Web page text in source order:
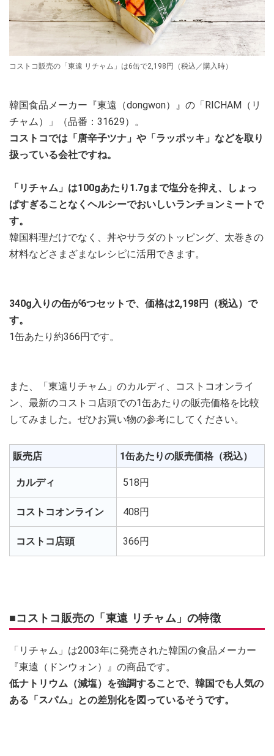
コストコ販売の「東遠 リチャム」は6缶で2,198円（税込／購入時）
韓国食品メーカー『東遠（dongwon）』の「RICHAM（リ
チャム）」（品番：31629）。
コストコでは「唐辛子ツナ」や「ラッポッキ」などを取り
扱っている会社ですね。
「リチャム」は100gあたり1.7gまで塩分を抑え、しょっ
ぱすぎることなくヘルシーでおいしいランチョンミートで
す。
韓国料理だけでなく、丼やサラダのトッピング、太巻きの
材料などさまざまなレシピに活用できます。
340g入りの缶が6つセットで、価格は2,198円（税込）で
す。
1缶あたり約366円です。
また、「東遠リチャム」のカルディ、コストコオンライ
ン、最新のコストコ店頭での1缶あたりの販売価格を比較
してみました。ぜひお買い物の参考にしてください。
販売店 1缶あたりの販売価格（税込）
カルディ 518円
コストコオンライン 408円
コストコ店頭 366円
■コストコ販売の「東遠 リチャム」の特徴
「リチャム」は2003年に発売された韓国の食品メーカー
『東遠（ドンウォン）』の商品です。
低ナトリウム（減塩）を強調することで、韓国でも人気の
ある「スパム」との差別化を図っているそうです。